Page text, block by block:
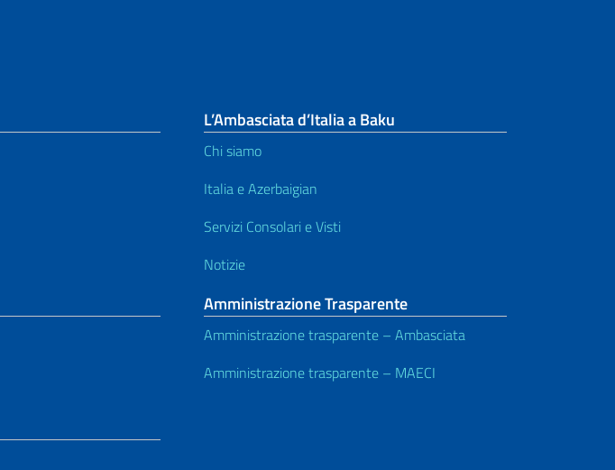
L’Ambasciata d’Italia a Baku
Chi siamo
Italia e Azerbaigian
Servizi Consolari e Visti
Notizie
Amministrazione Trasparente
Amministrazione trasparente – Ambasciata
Amministrazione trasparente – MAECI